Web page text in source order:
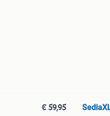
€ 59,95